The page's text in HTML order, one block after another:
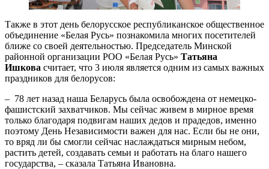
Также в этот день белорусское республиканское общественное
объединение «Белая Русь» познакомила многих посетителей
ближе со своей деятельностью. Председатель Минской
районной организации РОО «Белая Русь» Татьяна
Ишкова считает, что 3 июля является одним из самых важных
праздников для белорусов:
– 78 лет назад наша Беларусь была освобождена от немецко-
фашистский захватчиков. Мы сейчас живем в мирное время
только благодаря подвигам наших дедов и прадедов, именно
поэтому День Независимости важен для нас. Если бы не они,
то вряд ли бы смогли сейчас наслаждаться мирным небом,
растить детей, создавать семьи и работать на благо нашего
государства, – сказала Татьяна Ивановна.